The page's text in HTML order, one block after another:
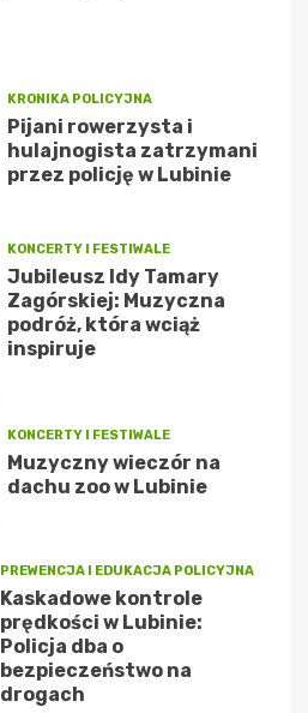
KRONIKA POLICYJNA
Pijani rowerzysta i
hulajnogista zatrzymani
przez policję w Lubinie
KONCERTY I FESTIWALE
Jubileusz Idy Tamary
Zagórskiej: Muzyczna
podróż, która wciąż
inspiruje
KONCERTY I FESTIWALE
Muzyczny wieczór na
dachu zoo w Lubinie
PREWENCJA I EDUKACJA POLICYJNA
Kaskadowe kontrole
prędkości w Lubinie:
Policja dba o
bezpieczeństwo na
drogach